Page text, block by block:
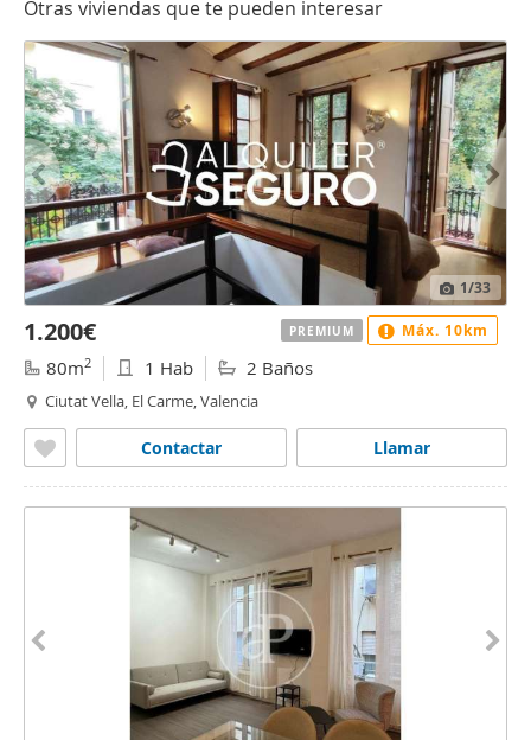
Otras viviendas que te pueden interesar
1/33
1.200€
80m2 1 Hab 2 Baños
Ciutat Vella, El Carme, Valencia
Llamar
Contactar
PREMIUM Máx. 10km